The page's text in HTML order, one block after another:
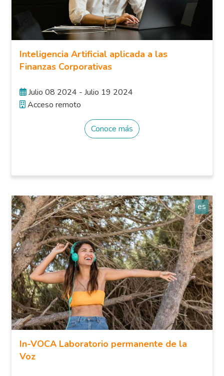
Inteligencia Artificial aplicada a las
Finanzas Corporativas
Julio 08 2024 - Julio 19 2024
Acceso remoto
Conoce más
es
In-VOCA Laboratorio permanente de la
Voz